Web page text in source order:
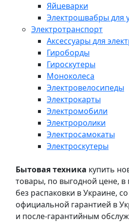
Яйцеварки
Электрошвабры для
Электротранспорт
Аксессуары для
Гироборды
Гироскутеры
Моноколеса
Электровелосипеды
Электрокарты
Электромобили
Электроролики
Электросамокаты
Электроскутеры
Бытовая техника купить
товары, по выгодной цене,
без распаковки в Украине, со
официальной гарантией в
и после-гарантийным